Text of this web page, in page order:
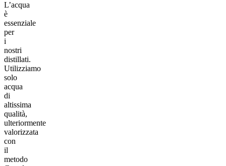
L’acqua
è
essenziale
per
i
nostri
distillati.
Utilizziamo
solo
acqua
di
altissima
qualità,
ulteriormente
valorizzata
con
il
metodo